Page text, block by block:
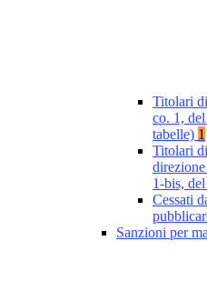
Titolari
co. 1,
tabelle) 1
Titolari
1-bis,
Cessati
Sanzioni per